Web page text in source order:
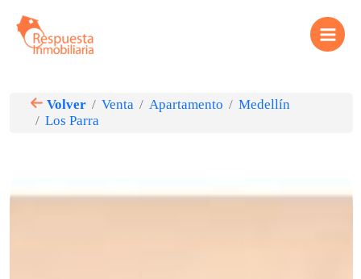
contenido
Main
Menu
Volver Venta Apartamento
Medellín
Los Parra